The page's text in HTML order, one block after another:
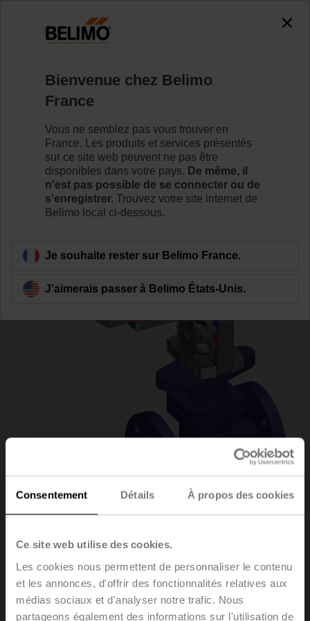
Consentement Détails À propos des cookies
Ce site web utilise des cookies.
Les cookies nous permettent de personnaliser le contenu
et les annonces, d'offrir des fonctionnalités relatives aux
médias sociaux et d'analyser notre trafic. Nous
partageons également des informations sur l'utilisation de
H6015X4-S2/NVK24A-SZ-TPC
Pour en savoir plus
Retour a la catégorie de produits
H6015X4-
S2/NVK24A-SZ-TPC
Bienvenue chez Belimo
France
Vous ne semblez pas vous trouver en
France. Les produits et services présentés
sur ce site web peuvent ne pas être
disponibles dans votre pays. De même, il
n'est pas possible de se connecter ou de
s'enregistrer. Trouvez votre site internet de
Belimo local ci-dessous.
Je souhaite rester sur Belimo France.
J'aimerais passer à Belimo États-Unis.